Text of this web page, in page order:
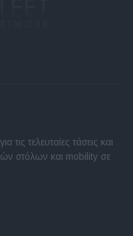
τις τελευταίες τάσεις και
στόλων και mobility σε